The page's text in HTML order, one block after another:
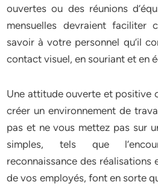
ouvertes ou des réunions
mensuelles devraient faciliter
savoir à votre personnel qu’il
contact visuel, en souriant et en
Une attitude ouverte et positive
créer un environnement de
pas et ne vous mettez pas sur
simples, tels que
reconnaissance des réalisations
de vos employés, font en sorte